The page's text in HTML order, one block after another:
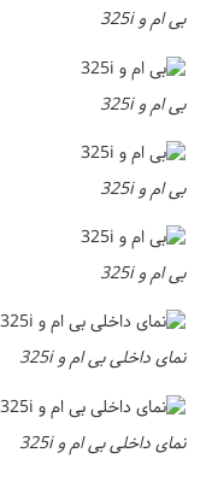
بی ام و 325i
بی ام و 325i
بی ام و 325i
بی ام و 325i
نمای داخلی بی ام و 325i
نمای داخلی بی ام و 325i